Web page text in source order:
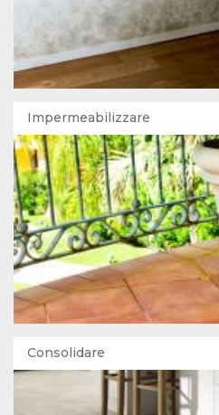
Impermeabilizzare
Consolidare